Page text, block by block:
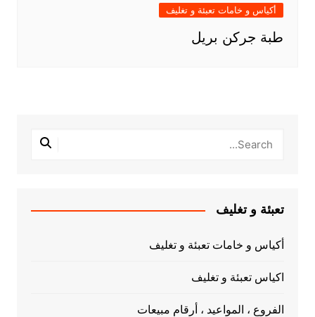
أكياس و خامات تعبئة و تغليف
طبة جركن بريل
تعبئة و تغليف
أكياس و خامات تعبئة و تغليف
اكياس تعبئة و تغليف
الفروع ، المواعيد ، أرقام مبيعات